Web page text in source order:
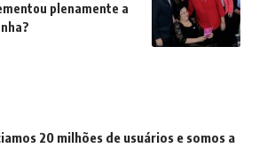
plenamente a
20 milhões de usuários e somos a